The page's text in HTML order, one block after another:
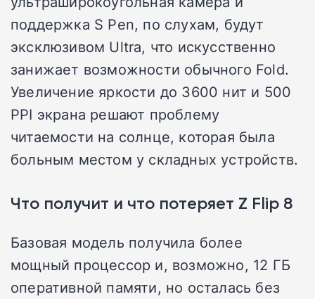
поддержка S Pen, по слухам, будут
эксклюзивом Ultra, что искусственно
занижает возможности обычного Fold.
Увеличение яркости до 3600 нит и 500
PPI экрана решают проблему
читаемости на солнце, которая была
больным местом у складных устройств.
Что получит и что потеряет Z Flip 8
Базовая модель получила более
мощный процессор и, возможно, 12 ГБ
оперативной памяти, но осталась без